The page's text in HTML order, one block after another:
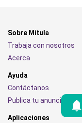
Sobre Mitula
Trabaja con nosotros
Acerca
Ayuda
Contáctanos
Publica tu anuncio
Aplicaciones